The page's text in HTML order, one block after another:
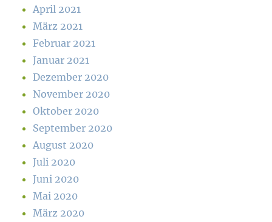
April 2021
März 2021
Februar 2021
Januar 2021
Dezember 2020
November 2020
Oktober 2020
September 2020
August 2020
Juli 2020
Juni 2020
Mai 2020
März 2020